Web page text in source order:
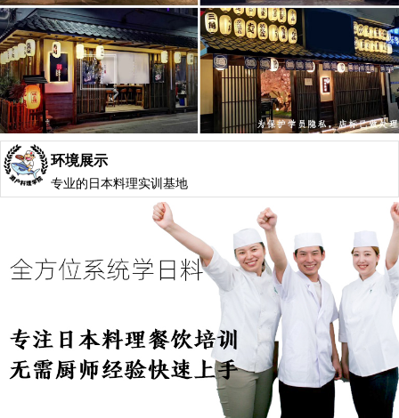
环境展示
专业的日本料理实训基地